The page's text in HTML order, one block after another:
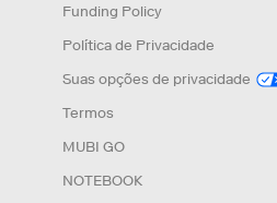
Funding Policy
Política de Privacidade
Suas opções de privacidade
Termos
MUBI GO
NOTEBOOK